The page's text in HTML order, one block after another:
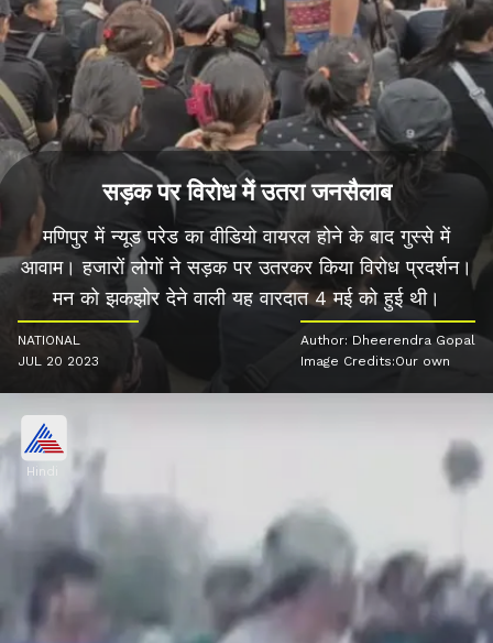
सड़क पर विरोध में उतरा जनसैलाब
मणिपुर में न्यूड परेड का वीडियो वायरल होने के बाद गुस्से में
आवाम। हजारों लोगों ने सड़क पर उतरकर किया विरोध प्रदर्शन।
मन को झकझोर देने वाली यह वारदात 4 मई को हुई थी।
NATIONAL
JUL 20 2023
Author: Dheerendra Gopal
Image Credits:Our own
Hindi